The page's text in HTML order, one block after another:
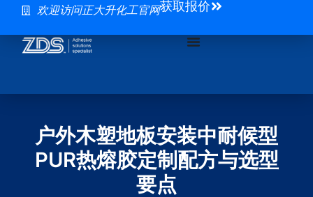
欢迎访问正大升化工官网获取报价
户外木塑地板安装中耐候型
PUR热熔胶定制配方与选型
要点